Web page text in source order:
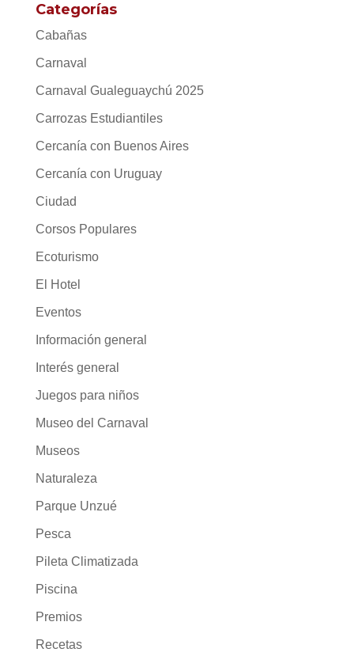
Categorías
Cabañas
Carnaval
Carnaval Gualeguaychú 2025
Carrozas Estudiantiles
Cercanía con Buenos Aires
Cercanía con Uruguay
Ciudad
Corsos Populares
Ecoturismo
El Hotel
Eventos
Información general
Interés general
Juegos para niños
Museo del Carnaval
Museos
Naturaleza
Parque Unzué
Pesca
Pileta Climatizada
Piscina
Premios
Recetas